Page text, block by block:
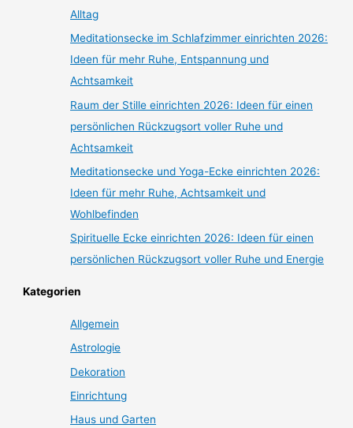
Alltag
Meditationsecke im Schlafzimmer einrichten 2026:
Ideen für mehr Ruhe, Entspannung und
Achtsamkeit
Raum der Stille einrichten 2026: Ideen für einen
persönlichen Rückzugsort voller Ruhe und
Achtsamkeit
Meditationsecke und Yoga-Ecke einrichten 2026:
Ideen für mehr Ruhe, Achtsamkeit und
Wohlbefinden
Spirituelle Ecke einrichten 2026: Ideen für einen
persönlichen Rückzugsort voller Ruhe und Energie
Kategorien
Allgemein
Astrologie
Dekoration
Einrichtung
Haus und Garten